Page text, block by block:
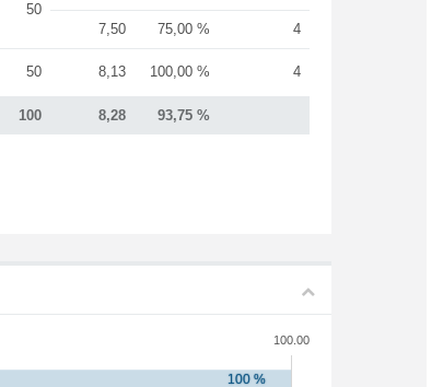
100 8,28 93,75 %
50
7,50 75,00 % 4
50 8,13 100,00 % 4
100.00